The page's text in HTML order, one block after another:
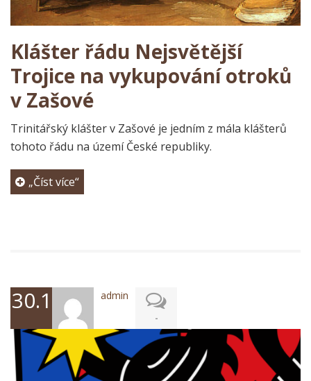
Klášter řádu Nejsvětější
Trojice na vykupování otroků
v Zašové
Trinitářský klášter v Zašové je jedním z mála klášterů
tohoto řádu na území České republiky.
„Číst více“
30.12.2024
admin
-